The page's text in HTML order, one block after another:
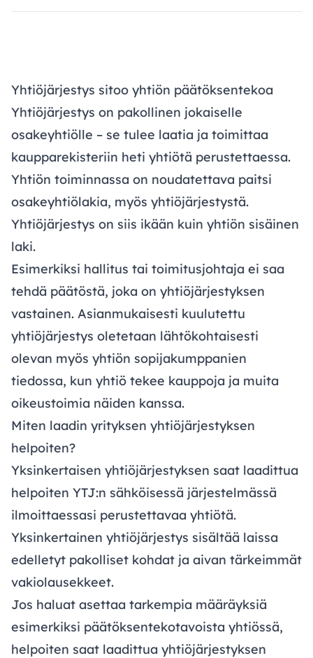
Yhtiöjärjestys sitoo yhtiön päätöksentekoa
Yhtiöjärjestys on pakollinen jokaiselle
osakeyhtiölle – se tulee laatia ja toimittaa
kaupparekisteriin heti yhtiötä perustettaessa.
Yhtiön toiminnassa on noudatettava paitsi
osakeyhtiölakia, myös yhtiöjärjestystä.
Yhtiöjärjestys on siis ikään kuin yhtiön sisäinen
laki.
Esimerkiksi hallitus tai toimitusjohtaja ei saa
tehdä päätöstä, joka on yhtiöjärjestyksen
vastainen. Asianmukaisesti kuulutettu
yhtiöjärjestys oletetaan lähtökohtaisesti
olevan myös yhtiön sopijakumppanien
tiedossa, kun yhtiö tekee kauppoja ja muita
oikeustoimia näiden kanssa.
Miten laadin yrityksen yhtiöjärjestyksen
helpoiten?
Yksinkertaisen yhtiöjärjestyksen saat laadittua
helpoiten YTJ:n sähköisessä järjestelmässä
ilmoittaessasi perustettavaa yhtiötä.
Yksinkertainen yhtiöjärjestys sisältää laissa
edelletyt pakolliset kohdat ja aivan tärkeimmät
vakiolausekkeet.
Jos haluat asettaa tarkempia määräyksiä
esimerkiksi päätöksentekotavoista yhtiössä,
helpoiten saat laadittua yhtiöjärjestyksen